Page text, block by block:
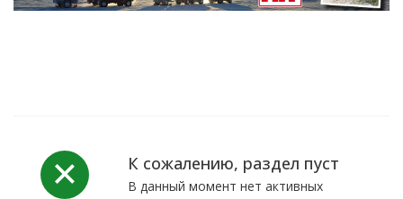
К сожалению, раздел пуст
В данный момент нет активных